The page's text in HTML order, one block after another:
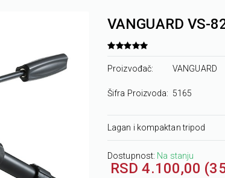
VANGUARD VS-
Proizvođač: VANGUARD
Šifra Proizvoda: 5165
Lagan i kompaktan tripod
Dostupnost: Na stanju
RSD 4.100,00